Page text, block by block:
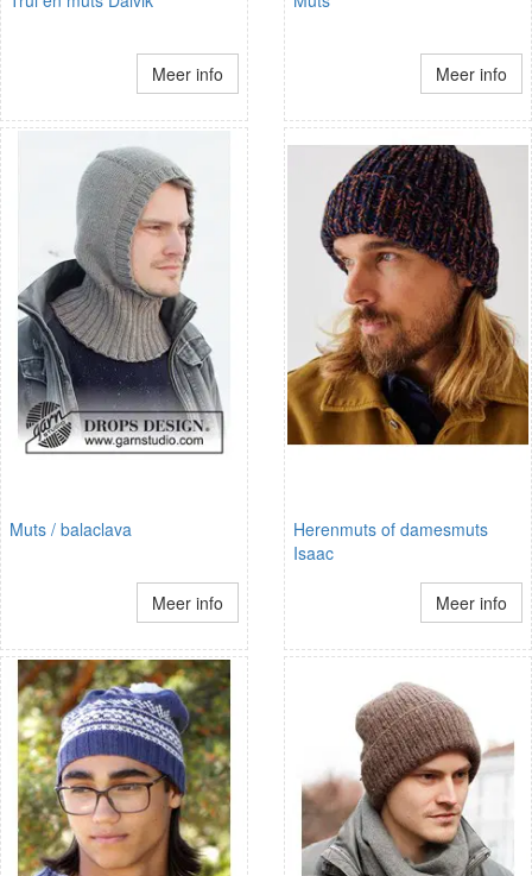
Meer info Meer info
Muts / balaclava
Meer info
Herenmuts of damesmuts
Isaac
Meer info